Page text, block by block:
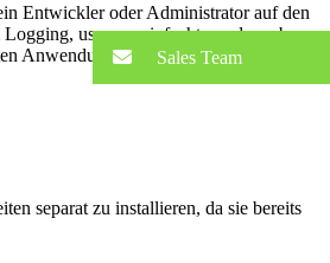
Entwickler oder Administrator auf den
usw. vereinfacht werden, aber
Anwendungen haben. Nur dann ist sie
separat zu installieren, da sie bereits
Sales Team